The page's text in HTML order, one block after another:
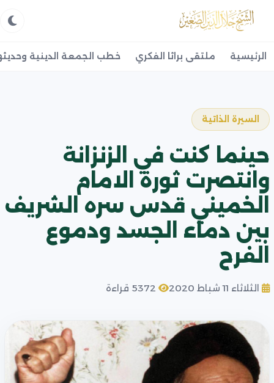
الرئيسية ملتقى براثا الفكري خطب الجمعة الدينية
السيرة الذاتية
حينما كنت في الزنزانة
وانتصرت ثورة الامام
الخميني قدس سره الشريف
بين دماء الجسد ودموع
الفرح
الثلاثاء 11 شباط 2020